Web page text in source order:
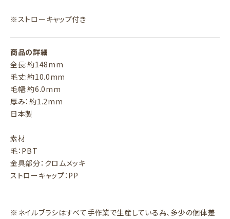
※ストローキャップ付き
商品の詳細
全長:約148mm
毛丈:約10.0mm
毛幅:約6.0mm
厚み：約1.2mm
日本製
素材
毛：PBT
金具部分：クロムメッキ
ストローキャップ：PP
※ネイルブラシはすべて手作業で生産している為、多少の個体差